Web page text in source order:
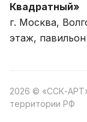
Квадратный»
г. Москва,
этаж,
2026 © «ССК-
территории РФ